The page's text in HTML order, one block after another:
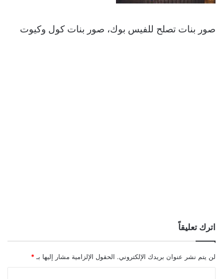
صور بنات تصلح للفيس بوك، صور بنات كول وكيوت
اترك تعليقاً
لن يتم نشر عنوان بريدك الإلكتروني. الحقول الإلزامية مشار إليها بـ *